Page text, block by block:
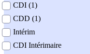
contrat
CDI (1)
CDD (1)
Intérim
CDI Intérimaire